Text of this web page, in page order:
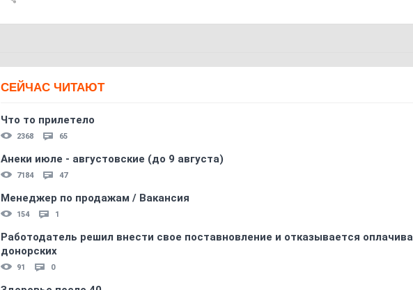
СЕЙЧАС ЧИТАЮТ
Что то прилетело
2368 65
Анеки июле - августовские (до 9 августа)
7184 47
Менеджер по продажам / Вакансия
154 1
Работодатель решил внести свое поставновление и отказывается
донорских
91 0